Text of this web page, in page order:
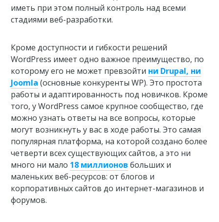
иметь при этом полный контроль над всеми
стадиями веб-разработки.
Кроме доступности и гибкости решений
WordPress имеет одно важное преимущество, по
которому его не может превзойти ни Drupal, ни
Joomla (основные конкуренты WP). Это простота
работы и адаптированность под новичков. Кроме
того, у WordPress самое крупное сообщество, где
можно узнать ответы на все вопросы, которые
могут возникнуть у вас в ходе работы. Это самая
популярная платформа, на которой создано более
четверти всех существующих сайтов, а это ни
много ни мало 18 миллионов больших и
маленьких веб-ресурсов: от блогов и
корпоративных сайтов до интернет-магазинов и
форумов.